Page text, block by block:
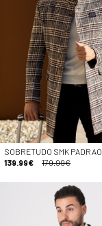
SOBRETUDO SMK PADRAO
139.99€
179.99€